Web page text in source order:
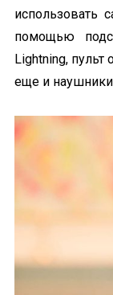
использовать
помощью
Lightning, пульт
еще и